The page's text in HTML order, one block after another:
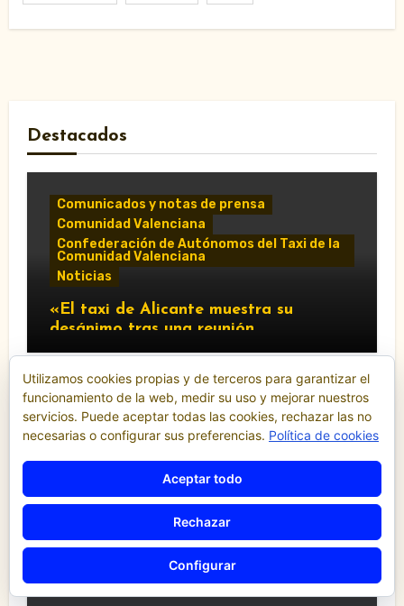
Destacados
Comunicados y notas de prensa
Comunidad Valenciana
Confederación de Autónomos del Taxi de la
Comunidad Valenciana
Noticias
«El taxi de Alicante muestra su
desánimo tras una reunión
Comunidad Valenciana Noticias
“El taxi vuelve al debate municipal:
Compromís pide al Ayuntamiento de
València que respalde al sector y
Utilizamos cookies propias y de terceros para garantizar el
funcionamiento de la web, medir su uso y mejorar nuestros
servicios. Puede aceptar todas las cookies, rechazar las no
necesarias o configurar sus preferencias. Política de cookies
Aceptar todo
Rechazar
Configurar